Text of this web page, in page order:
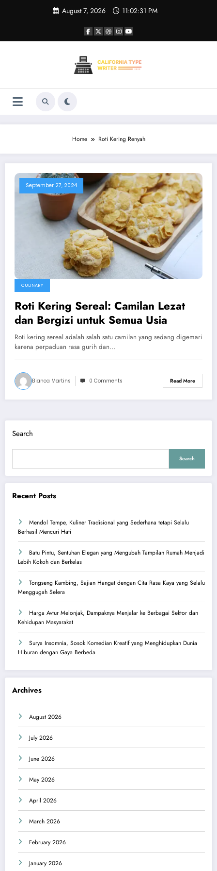
August 7, 2026 11:02:31 PM
Home Roti Kering Renyah
September 27, 2024
CULINARY
Roti Kering Sereal: Camilan Lezat
dan Bergizi untuk Semua Usia
Roti kering sereal adalah salah satu camilan yang sedang digemari
karena perpaduan rasa gurih dan…
Bianca Martins 0 Comments Read More
Search
Search
Recent Posts
Mendol Tempe, Kuliner Tradisional yang Sederhana tetapi Selalu
Berhasil Mencuri Hati
Batu Pintu, Sentuhan Elegan yang Mengubah Tampilan Rumah Menjadi
Lebih Kokoh dan Berkelas
Tongseng Kambing, Sajian Hangat dengan Cita Rasa Kaya yang Selalu
Menggugah Selera
Harga Avtur Melonjak, Dampaknya Menjalar ke Berbagai Sektor dan
Kehidupan Masyarakat
Surya Insomnia, Sosok Komedian Kreatif yang Menghidupkan Dunia
Hiburan dengan Gaya Berbeda
Archives
August 2026
July 2026
June 2026
May 2026
April 2026
March 2026
February 2026
January 2026